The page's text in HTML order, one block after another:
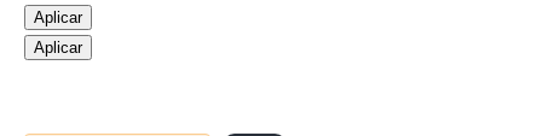
Aplicar
Aplicar